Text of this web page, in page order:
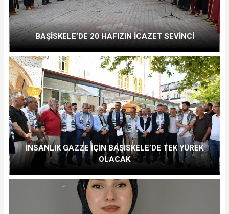
BAŞİSKELE’DE 20 HAFIZIN İCAZET SEVİNCİ
İNSANLIK GAZZE İÇİN BAŞİSKELE’DE TEK YÜREK
OLACAK